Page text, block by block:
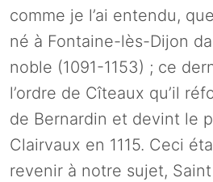
comme je l’ai entendu,
né à Fontaine-lès-Dijon
noble (1091-1153) ; ce
l’ordre de Cîteaux qu’il
de Bernardin et devint le
Clairvaux en 1115. Ceci
revenir à notre sujet,